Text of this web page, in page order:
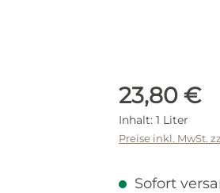
Regulärer
23,80 €
Inhalt: 1 Liter
Preise inkl. MwSt.
Sofort